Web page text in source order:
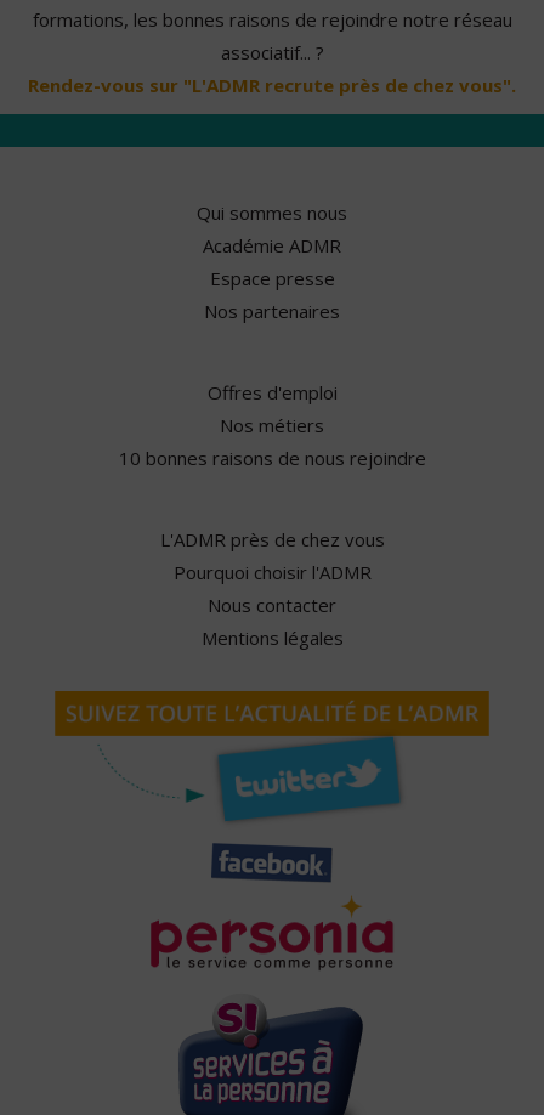
formations, les bonnes raisons de rejoindre notre réseau
associatif... ?
Rendez-vous sur "L'ADMR recrute près de chez vous".
Qui sommes nous
Académie ADMR
Espace presse
Nos partenaires
Offres d'emploi
Nos métiers
10 bonnes raisons de nous rejoindre
L'ADMR près de chez vous
Pourquoi choisir l'ADMR
Nous contacter
Mentions légales